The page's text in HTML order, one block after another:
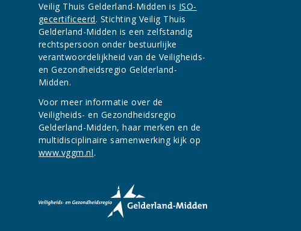
Veilig Thuis Gelderland-Midden is ISO-
gecertificeerd. Stichting Veilig Thuis
Gelderland-Midden is een zelfstandig
rechtspersoon onder bestuurlijke
verantwoordelijkheid van de Veiligheids-
en Gezondheidsregio Gelderland-
Midden.
Voor meer informatie over de
Veiligheids- en Gezondheidsregio
Gelderland-Midden, haar merken en de
multidisciplinaire samenwerking kijk op
www.vggm.nl.